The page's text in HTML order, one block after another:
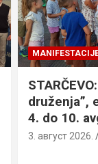
druženja”,
4. do 10.
3. август 2026.